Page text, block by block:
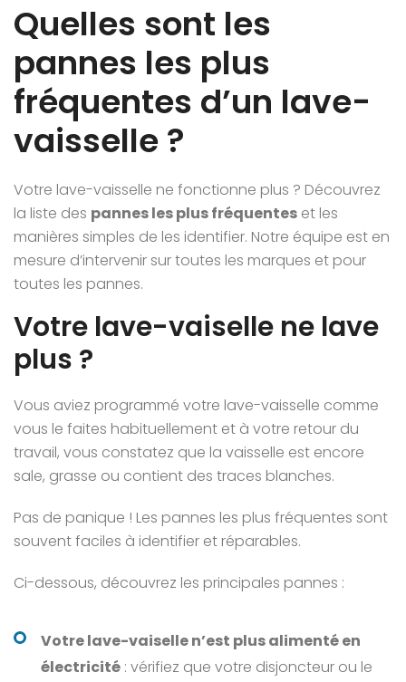
Quelles sont les
pannes les plus
fréquentes d’un lave-
vaisselle ?
Votre lave-vaisselle ne fonctionne plus ? Découvrez
la liste des pannes les plus fréquentes et les
manières simples de les identifier. Notre équipe est en
mesure d’intervenir sur toutes les marques et pour
toutes les pannes.
Votre lave-vaiselle ne lave
plus ?
Vous aviez programmé votre lave-vaisselle comme
vous le faites habituellement et à votre retour du
travail, vous constatez que la vaisselle est encore
sale, grasse ou contient des traces blanches.
Pas de panique ! Les pannes les plus fréquentes sont
souvent faciles à identifier et réparables.
Ci-dessous, découvrez les principales pannes :
Votre lave-vaiselle n’est plus alimenté en
électricité : vérifiez que votre disjoncteur ou le